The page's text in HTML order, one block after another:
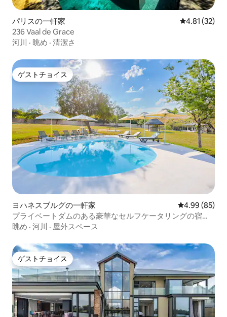
パリスの一軒家 レビュー32
4.81 (32)
236 Vaal de Grace
河川 · 眺め · 清潔さ
ゲストチョイス
ゲストチョイス
ヨハネスブルグの一軒家 レビュー85
4.99 (85)
プライベートダムのある豪華なセルフケータリングの宿泊
先
眺め · 河川 · 屋外スペース
ゲストチョイス
ゲストチョイス